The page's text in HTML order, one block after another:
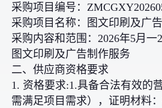
采购项目编号：
采购项目名称：图文印刷及广
采购内容和范围：2026年5月一
图文印刷及广告制作服务
二、供应商资格要求
1. 资格要求:1.具备合法有效的
需满足项目需求），证明材料